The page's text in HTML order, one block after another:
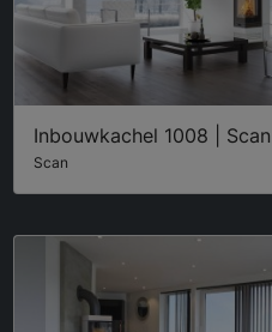
Inbouwkachel 1008 | Scan
Scan